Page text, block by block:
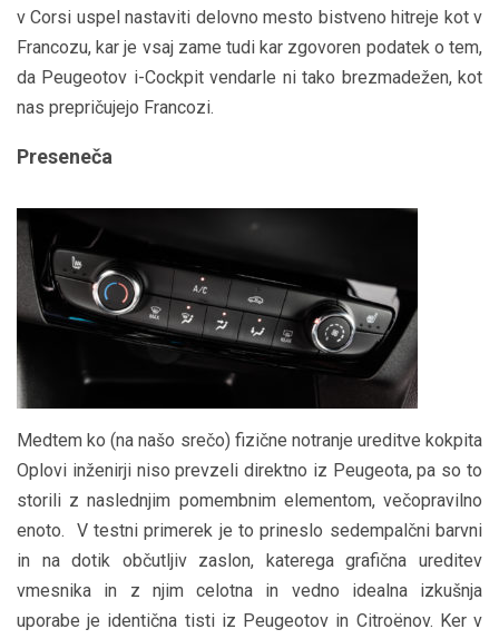
v Corsi uspel nastaviti delovno mesto bistveno hitreje kot v
Francozu, kar je vsaj zame tudi kar zgovoren podatek o tem,
da Peugeotov i-Cockpit vendarle ni tako brezmadežen, kot
nas prepričujejo Francozi.
Preseneča
Medtem ko (na našo srečo) fizične notranje ureditve kokpita
Oplovi inženirji niso prevzeli direktno iz Peugeota, pa so to
storili z naslednjim pomembnim elementom, večopravilno
enoto. V testni primerek je to prineslo sedempalčni barvni
in na dotik občutljiv zaslon, katerega grafična ureditev
vmesnika in z njim celotna in vedno idealna izkušnja
uporabe je identična tisti iz Peugeotov in Citroënov. Ker v